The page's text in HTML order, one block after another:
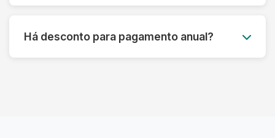
desperdício.
se às suas necessidades atuais.
Há desconto para pagamento anual?